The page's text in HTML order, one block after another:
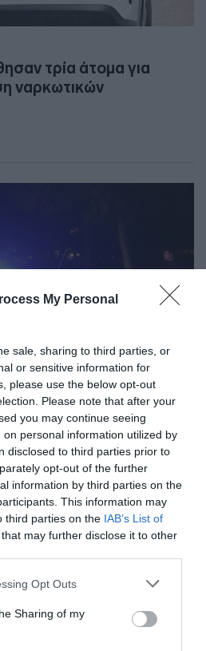
My Personal
sale, sharing to third parties, or
or sensitive information for
please use the below opt-out
Please note that after your
you may continue seeing
personal information utilized by
disclosed to third parties prior to
opt-out of the further
information by third parties on the
This information may
third parties on the IAB’s List of
that may further disclose it to other
app uses one or more Google
behaviour. You may click to
and its third-party tags to
purposes in below Google
Opt Outs
Sharing of my
τρία άτομα για
ναρκωτικών
της ΕΛ.ΑΣ. όχημα με